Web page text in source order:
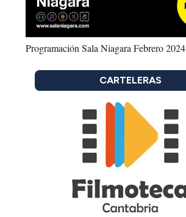
Programación Sala Niagara Febrero 2024
CARTELERAS